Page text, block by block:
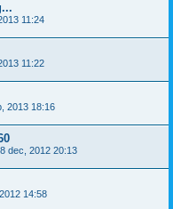
11:24
11:22
2013 18:16
dec, 2012 20:13
14:58